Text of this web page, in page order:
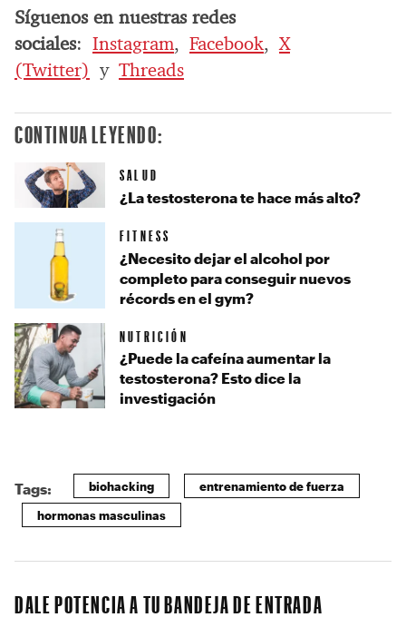
Síguenos en nuestras redes
sociales: Instagram, Facebook,X
(Twitter) y Threads
CONTINUA LEYENDO:
SALUD
¿La testosterona te hace más alto?
FITNESS
¿Necesito dejar el alcohol por
completo para conseguir nuevos
récords en el gym?
NUTRICIÓN
¿Puede la cafeína aumentar la
testosterona? Esto dice la
investigación
Tags: biohacking entrenamiento de fuerza
hormonas masculinas
DALE POTENCIA A TU BANDEJA DE ENTRADA